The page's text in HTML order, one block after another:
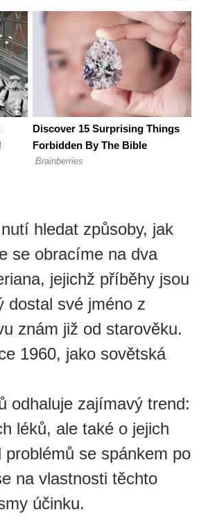
hledat způsoby, jak
se obracíme na dva
jejichž příběhy jsou
dostal své jméno z
znám již od starověku.
1960, jako sovětská
odhaluje zajímavý trend:
léků, ale také o jejich
se spánkem po
na vlastnosti těchto
účinku.